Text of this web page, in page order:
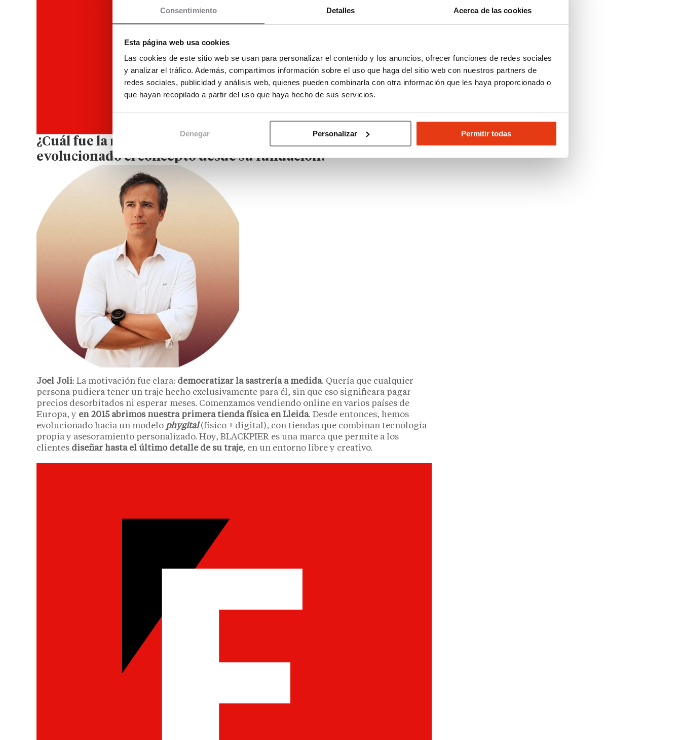
Consentimiento Detalles Acerca de las cookies
Esta página web usa cookies
Las cookies de este sitio web se usan para personalizar el contenido y los anuncios, ofrecer funciones de redes sociales
y analizar el tráfico. Además, compartimos información sobre el uso que haga del sitio web con nuestros partners de
redes sociales, publicidad y análisis web, quienes pueden combinarla con otra información que les haya proporcionado o
que hayan recopilado a partir del uso que haya hecho de sus servicios.
Denegar Personalizar Permitir todas
¿Cuál fue la motivación inicial para crear BLACKPIER y cómo ha
evolucionado el concepto desde su fundación?
Joel Joli: La motivación fue clara: democratizar la sastrería a medida. Quería que cualquier
persona pudiera tener un traje hecho exclusivamente para él, sin que eso significara pagar
precios desorbitados ni esperar meses. Comenzamos vendiendo online en varios países de
Europa, y en 2015 abrimos nuestra primera tienda física en Lleida. Desde entonces, hemos
evolucionado hacia un modelo phygital(físico + digital), con tiendas que combinan tecnología
propia y asesoramiento personalizado. Hoy, BLACKPIER es una marca que permite a los
clientes diseñar hasta el último detalle de su traje, en un entorno libre y creativo.